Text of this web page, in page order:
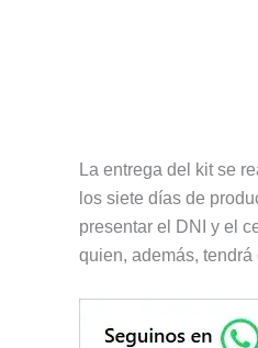
La entrega del kit se
los siete días de
presentar el DNI y el
quien, además,